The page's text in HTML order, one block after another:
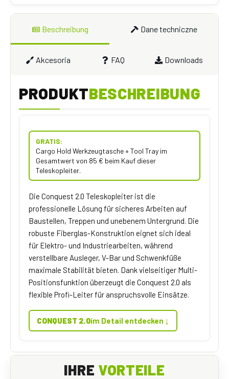
Beschreibung Dane techniczne
Akcesoria FAQ Downloads
PRODUKTBESCHREIBUNG
GRATIS:
Cargo Hold Werkzeugtasche + Tool Tray im
Gesamtwert von 85 € beim Kauf dieser
Teleskopleiter.
Die Conquest 2.0 Teleskopleiter ist die
professionelle Lösung für sicheres Arbeiten auf
Baustellen, Treppen und unebenem Untergrund. Die
robuste Fiberglas-Konstruktion eignet sich ideal
für Elektro- und Industriearbeiten, während
verstellbare Ausleger, V-Bar und Schwenkfüße
maximale Stabilität bieten. Dank vielseitiger Multi-
Positionsfunktion überzeugt die Conquest 2.0 als
flexible Profi-Leiter für anspruchsvolle Einsätze.
CONQUEST 2.0im Detail entdecken ↓
IHRE VORTEILE